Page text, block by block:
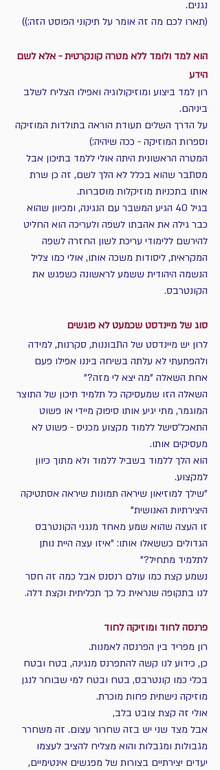
נגנים.
(תארו לכם מה זה אומר על תיקוני הפוסט הזה:))
הוא למד ולומד ללא מטרה קונקרטית - אלא לשם
הידע
רון למד ביצוע ומוזיקולוגיה ואפילו הצליח לשלב
ביניהם.
על הדרך השלים תעודת הוראה בתולדות המוזיקה
וספרות המוזיקה - ככה שיהיה:)
המטרה הראשונית היתה אולי ללמד בתיכון אבל
מסתבר שהוא בכלל לא הלך לשם, זה כן שרת
אותו בתכניות מוזיקלות מוסברות.
בגיל 40 הגיע המשבר עם הנגינה, ומכיוון שהוא
כבר גילה את אהבתו לשפה ולעריכה הוא החליט
להירשם ללימודי עריכת לשון החזרה לשפה
המקראית, ליסודות משכה אותו, אולי כמו צליל
הנשמה היהודית ששמע לראשונה כשפגש את
הקונטרבס.
סוג של מיינדסט שכמעט לא פוגשים
לרון יש מיינדסט של התבוננות, סקרנות, למידה
ולהפתעתי לא עלתה בשיחה ביננו אפילו פעם
אחת השאלה "מה יצא לי מזה?"
השאלה הזו שמעסיקה כל תלמיד תיכון של התוצר
המוגמר, מתי יגיע אותו סיפוק מיידי או פשוט
התאכל'סישל ללמוד מקצוע מכניס - פשוט לא
מעסיקים אותו.
הוא הלך ללמוד בשביל ללמוד ולא מתוך כיוון
למקצוע.
"שילך למוזיאון שיראה תמונות שיראה אסתטיקה
היצירתיות האנושית"
זו העצה שהוא שמע מאחד מנגני הקונטרבס
הגדולים כששאלו אותו: "איזו עצה היית נותן
לתלמיד מתחיל?"
נשמע קצת כמו עולם רנסנס אבל כמה זה חסר
לנו בתקופה שנראית כל כך תכליתית וקצת דלה.
פרנסה לחוד ומוזיקה לחוד
רון מפריד בין הפרנסה לאמנות.
כן, כידוע לנו קשה להתפרנס מנגינה, בטח ובטח
בכלי כמו קונטרבס, בטח ובטח למי שבוחר לנגן
מוזיקה נישתית פחות מוכרת.
אולי זה קצת צובט בלב,
אבל מצד שני יש בזה שחרור עצום. זה משחרר
מגבולות ומגבלות והוא מצליח להציב לעצמו
יעדים יצירתיים בצורות של מפגשים אינטימיים,